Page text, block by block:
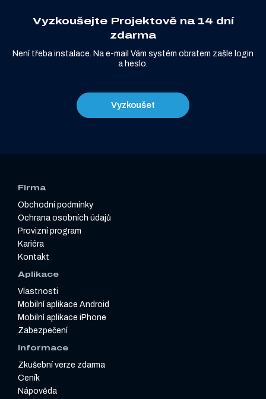
Vyzkoušejte Projektově na 14 dní
zdarma
Není třeba instalace. Na e-mail Vám systém obratem zašle login
a heslo.
Vyzkoušet
Firma
Obchodní podmínky
Ochrana osobních údajů
Provizní program
Kariéra
Kontakt
Aplikace
Vlastnosti
Mobilní aplikace Android
Mobilní aplikace iPhone
Zabezpečení
Informace
Zkušební verze zdarma
Ceník
Nápověda